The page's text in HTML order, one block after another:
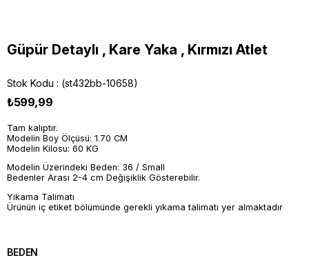
Güpür Detaylı , Kare Yaka , Kırmızı Atlet
Stok Kodu (st432bb-10658)
₺599,99
Tam kalıptır.
Modelin Boy Ölçüsü: 1.70 CM
Modelin Kilosu: 60 KG
Modelin Üzerindeki Beden: 36 / Small
Bedenler Arası 2-4 cm Değişiklik Gösterebilir.
Yıkama Talimatı
Ürünün iç etiket bölümünde gerekli yıkama talimatı yer almaktadır
BEDEN